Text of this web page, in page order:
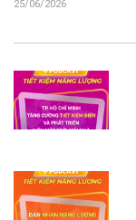
25/06/2026